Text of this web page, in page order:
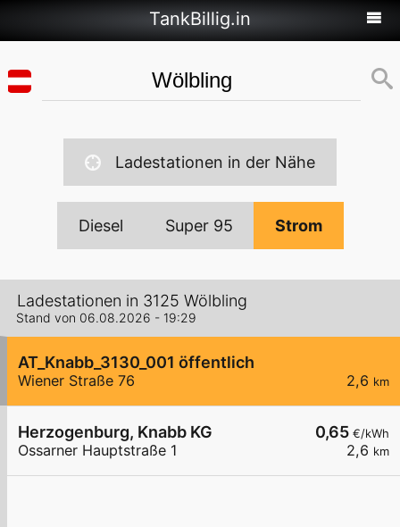
TankBillig.in
Ladestationen in der Nähe
Diesel Super 95 Strom
Ladestationen in 3125 Wölbling
Stand von 06.08.2026 - 19:29
2,6 km
AT_Knabb_3130_001 öffentlich
Wiener Straße 76
0,65 €/kWh
2,6 km
Herzogenburg, Knabb KG
Ossarner Hauptstraße 1